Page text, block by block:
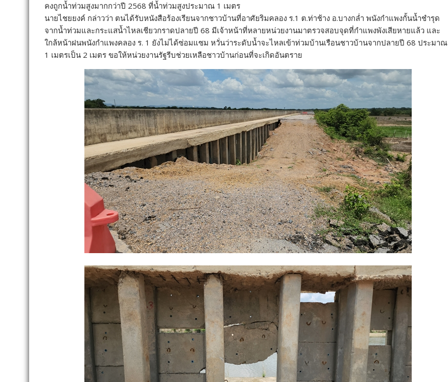
คงถูกน้ำท่วมสูงมากกว่าปี 2568 ที่น้ำท่วมสูงประมาณ 1 เมตร
นายไชยยงค์ กล่าวว่า ตนได้รับหนังสือร้องเรียนจากชาวบ้านที่อาศัยริมคลอง ร.1 ต.ท่าช้าง อ.บางกล่ำ พนังกำแพงกั้นน้ำชำรุด
จากน้ำท่วมและกระแสน้ำไหลเชียวกราดปลายปี 68 มีเจ้าหน้าที่หลายหน่วยงานมาตรวจสอบจุดที่กำแพงพังเสียหายแล้ว และ
ใกล้หน้าฝนพนังกำแพงคลอง ร. 1 ยังไม่ได้ซ่อมแซม หวั่นว่าระดับน้ำจะไหลเข้าท่วมบ้านเรือนชาวบ้านจากปลายปี 68 ประมาณ
1 เมตรเป็น 2 เมตร ขอให้หน่วยงานรัฐรีบช่วยเหลือชาวบ้านก่อนที่จะเกิดอันตราย